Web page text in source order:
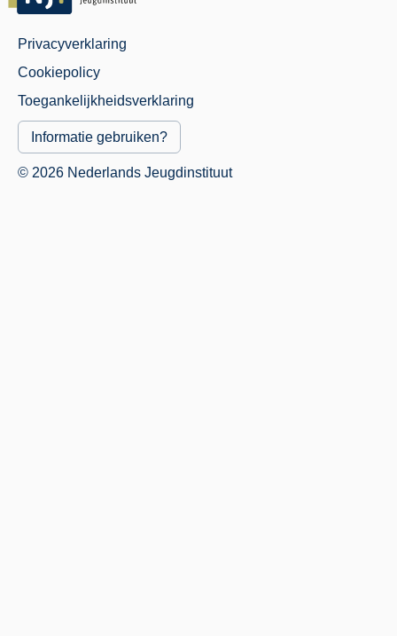
Juridisch
Menu
Privacyverklaring
Cookiepolicy
Toegankelijkheidsverklaring
Informatie gebruiken?
© 2026 Nederlands Jeugdinstituut